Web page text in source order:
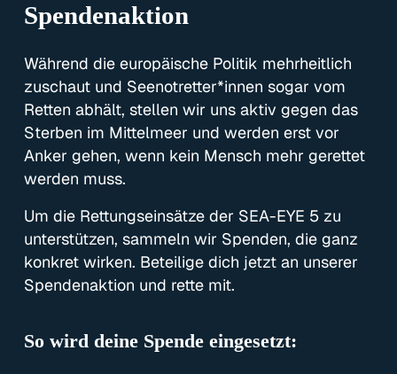
Spendenaktion
Während die europäische Politik mehrheitlich
zuschaut und Seenotretter*innen sogar vom
Retten abhält, stellen wir uns aktiv gegen das
Sterben im Mittelmeer und werden erst vor
Anker gehen, wenn kein Mensch mehr gerettet
werden muss.
Um die Rettungseinsätze der SEA-EYE 5 zu
unterstützen, sammeln wir Spenden, die ganz
konkret wirken. Beteilige dich jetzt an unserer
Spendenaktion und rette mit.
So wird deine Spende eingesetzt: